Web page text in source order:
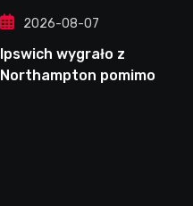
2026-08-07
Ipswich wygrało z
Northampton pomimo